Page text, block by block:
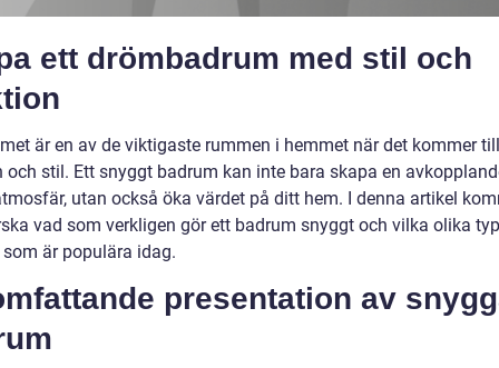
ett drömbadrum med stil och
är en av de viktigaste rummen i hemmet när det kommer
och stil. Ett snyggt badrum kan inte bara skapa en
utan också öka värdet på ditt hem. I denna artikel
vad som verkligen gör ett badrum snyggt och vilka olika
är populära idag.
presentation av